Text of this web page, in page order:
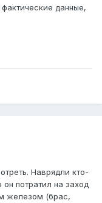
данные,
Наврядли кто-
он потратил на заход
железом (брас,